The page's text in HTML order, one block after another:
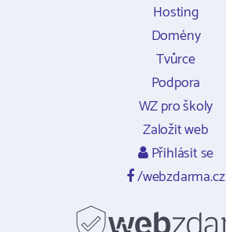
Hosting
Domény
Tvůrce
Podpora
WZ pro školy
Založit web
Přihlásit se
/webzdarma.cz